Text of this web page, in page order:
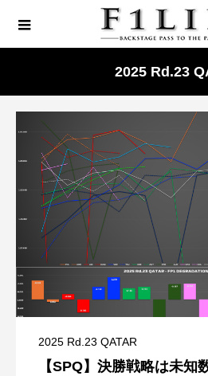
2025 Rd.23
2025 Rd.23 QATAR
【SPQ】決勝戦略は未知